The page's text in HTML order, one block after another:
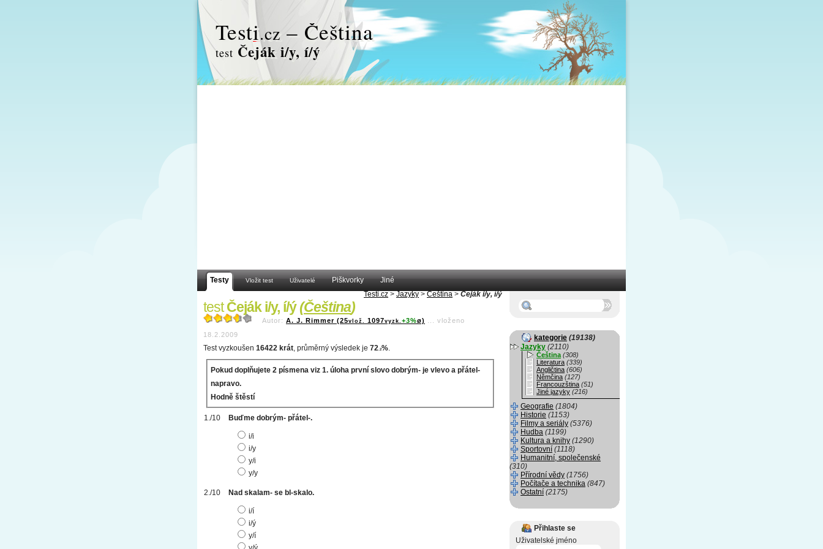
Testi.cz – Čeština
test Čeják i/y, í/ý
Testy Vložit test Uživatelé Piškvorky
Jiné
Testi.cz > Jazyky > Čeština > Čeják i/y, í/ý
testČeják i/y, í/ý(Čeština)
Autor: A. J. Rimmer (25vlož. 1097vyzk. +3%ø)
vloženo
18.2.2009
Test vyzkoušen 16422 krát, průměrný výsledek je 72 .2%.
Pokud doplňujete 2 písmena viz 1. úloha první slovo dobrým- je vlevo a přátel-
napravo.
Hodně štěstí
Buďme dobrým- přátel-.
i/i
i/y
y/i
y/y
Nad skalam- se bl-skalo.
i/í
i/ý
y/í
kategorie (19138)
Jazyky (2110)
Čeština (308)
Literatura (339)
Angličtina (606)
Němčina (127)
Francouzština (51)
Jiné jazyky (216)
Geografie (1804)
Historie (1153)
Filmy a seriály (5376)
Hudba (1199)
Kultura a knihy (1290)
Sportovní (1118)
Humanitní, společenské
(310)
Přírodní vědy (1756)
Počítače a technika (847)
Ostatní (2175)
Přihlaste se
Uživatelské jméno